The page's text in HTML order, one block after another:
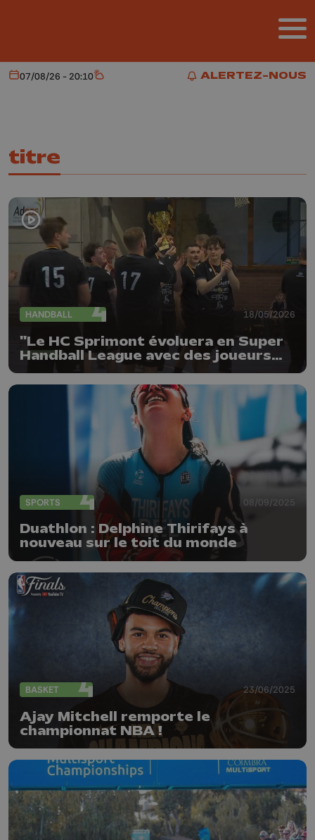
ALERTEZ-NOUS
ALERTEZ-NOUS
Aujourd'hui
07/08/26 - 20:10 Météo
titre
HANDBALL 18/05/2026
"Le HC Sprimont évoluera en Super
Handball League avec des joueurs
locaux"
SPORTS 08/09/2025
Duathlon : Delphine Thirifays à
nouveau sur le toit du monde
BASKET 23/06/2025
Ajay Mitchell remporte le
championnat NBA !